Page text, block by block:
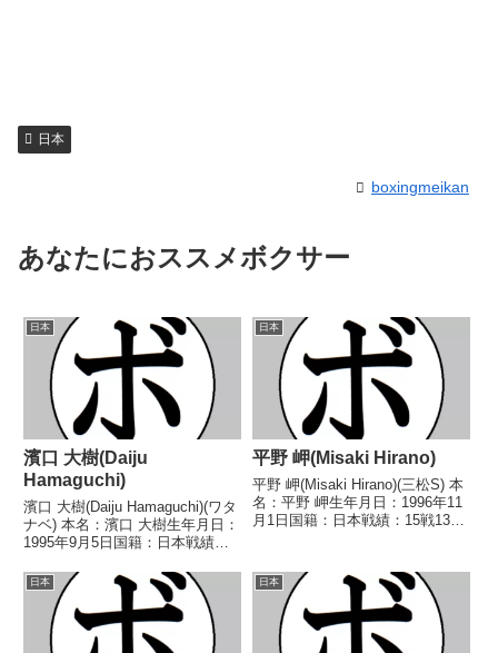
日本
boxingmeikan
あなたにおススメボクサー
日本
濱口 大樹(Daiju
Hamaguchi)
濱口 大樹(Daiju Hamaguchi)(ワタ
ナベ) 本名：濱口 大樹生年月日：
1995年9月5日国籍：日本戦績：
トル】なし 【戦歴】
2017/07/25 ○4R判定 3-0(39-
36、39-3...
日本
平野 岬(Misaki Hirano)
平野 岬(Misaki Hirano)(三松S) 本
名：平野 岬生年月日：1996年11
月1日国籍：日本戦績：15戦13勝
人王 【戦歴】2020/08/02
○1RTKO...
日本 日本